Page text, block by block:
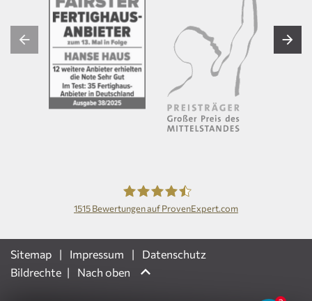
1515Bewertungen auf ProvenExpert.com
Sitemap Impressum
Datenschutz
Bildrechte
Nach oben